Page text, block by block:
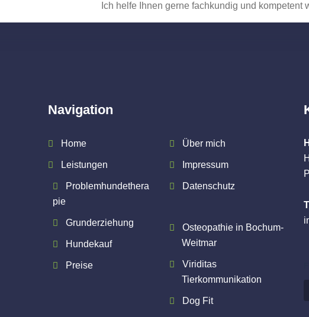
Ich helfe Ihnen gerne fachkundig und kompetent
Navigation
Home
Leistungen
Problemhundethera
pie
Grunderziehung
Hundekauf
Preise
Über mich
Impressum
Datenschutz
Osteopathie in Bochum-
Weitmar
Viriditas
Tierkommunikation
Dog Fit